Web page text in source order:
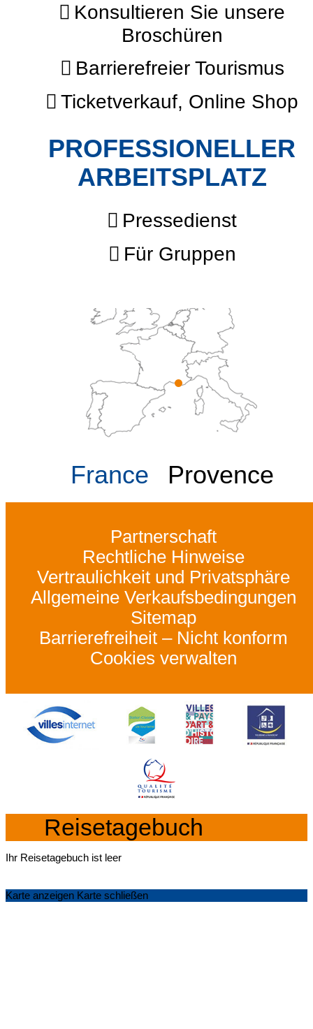
Konsultieren Sie unsere
Broschüren
Barrierefreier Tourismus
Ticketverkauf, Online Shop
PROFESSIONELLER
ARBEITSPLATZ
Pressedienst
Für Gruppen
France Provence
Partnerschaft
Rechtliche Hinweise
Vertraulichkeit und Privatsphäre
Allgemeine Verkaufsbedingungen
Sitemap
Barrierefreiheit – Nicht konform
Cookies verwalten
Reisetagebuch
Ihr Reisetagebuch ist leer
Karte anzeigen Karte schließen